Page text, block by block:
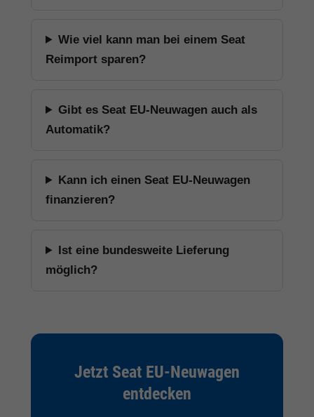
Wie viel kann man bei einem Seat
Reimport sparen?
Gibt es Seat EU-Neuwagen auch als
Automatik?
Kann ich einen Seat EU-Neuwagen
finanzieren?
Ist eine bundesweite Lieferung
möglich?
Jetzt Seat EU-Neuwagen
entdecken